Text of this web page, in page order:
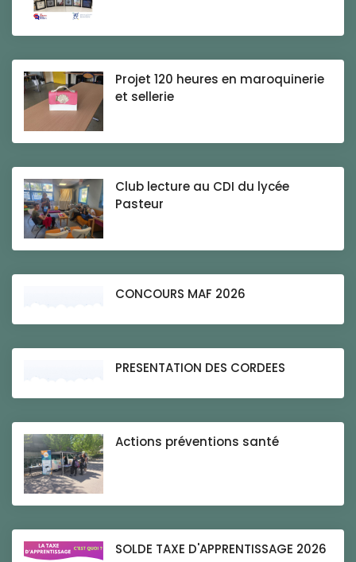
Projet 120 heures en maroquinerie
et sellerie
Club lecture au CDI du lycée
Pasteur
CONCOURS MAF 2026
PRESENTATION DES CORDEES
Actions préventions santé
SOLDE TAXE D'APPRENTISSAGE 2026